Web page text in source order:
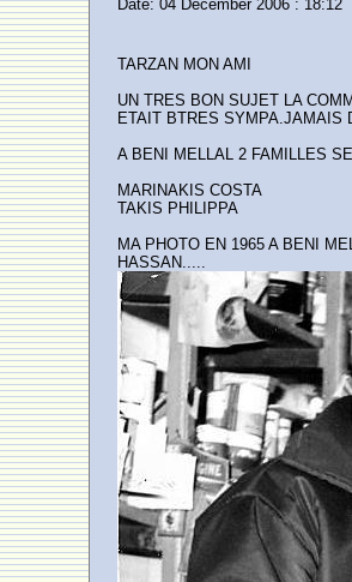
Date: 04 December 2006 : 18:12
TARZAN MON AMI
UN TRES BON SUJET LA
ETAIT BTRES SYMPA.JAMAIS
A BENI MELLAL 2 FAMILLES
MARINAKIS COSTA
TAKIS PHILIPPA
MA PHOTO EN 1965 A BENI
HASSAN.....